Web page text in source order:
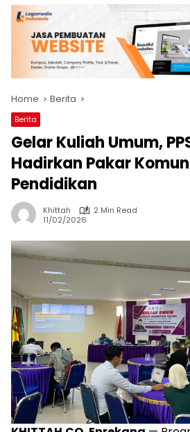
Home Berita
Berita
Gelar Kuliah Umum,
Hadirkan Pakar
Pendidikan
Khittah
2 Min Read
11/02/2026